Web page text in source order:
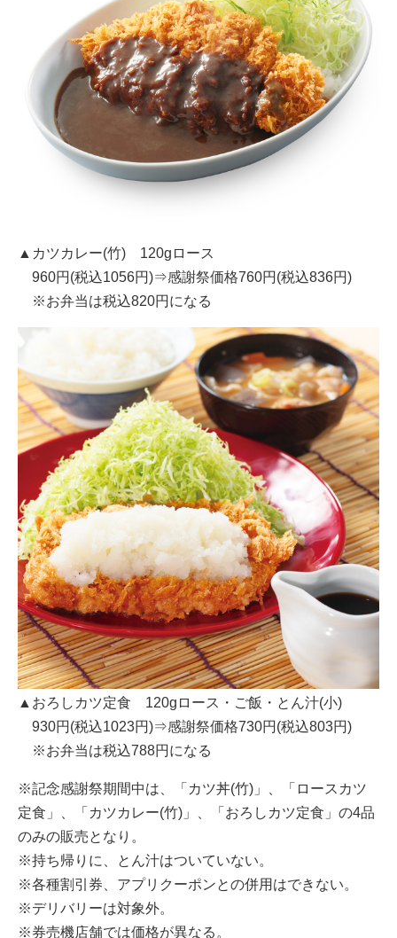
▲カツカレー(竹) 120gロース
960円(税込1056円)⇒感謝祭価格760円(税込836円)
※お弁当は税込820円になる
▲おろしカツ定食 120gロース・ご飯・とん汁(小)
930円(税込1023円)⇒感謝祭価格730円(税込803円)
※お弁当は税込788円になる
※記念感謝祭期間中は、「カツ丼(竹)」、「ロースカツ
定食」、「カツカレー(竹)」、「おろしカツ定食」の4品
のみの販売となり。
※持ち帰りに、とん汁はついていない。
※各種割引券、アプリクーポンとの併用はできない。
※デリバリーは対象外。
※券売機店舗では価格が異なる。